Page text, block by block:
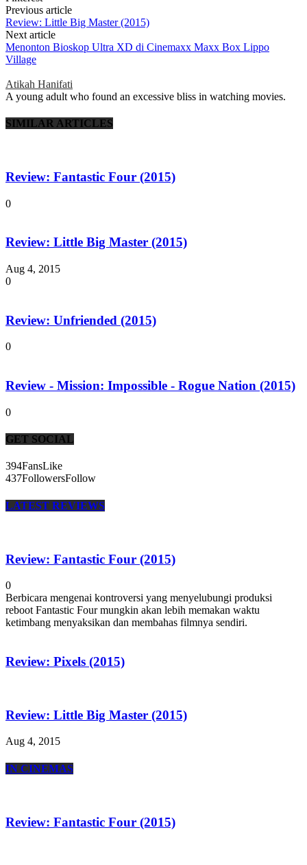
Previous article
Review: Little Big Master (2015)
Next article
Menonton Bioskop Ultra XD di Cinemaxx Maxx Box Lippo
Village
Atikah Hanifati
A young adult who found an excessive bliss in watching movies.
SIMILAR ARTICLES
Review: Fantastic Four (2015)
0
Review: Little Big Master (2015)
Aug 4, 2015
0
Review: Unfriended (2015)
0
Review - Mission: Impossible - Rogue Nation (2015)
0
GET SOCIAL
394FansLike
437FollowersFollow
LATEST REVIEWS
Review: Fantastic Four (2015)
0
Berbicara mengenai kontroversi yang menyelubungi produksi
reboot Fantastic Four mungkin akan lebih memakan waktu
ketimbang menyaksikan dan membahas filmnya sendiri.
Review: Pixels (2015)
Review: Little Big Master (2015)
Aug 4, 2015
IN CINEMAS
Review: Fantastic Four (2015)